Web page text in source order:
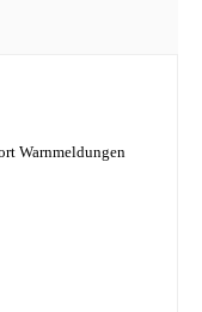
Warnmeldungen